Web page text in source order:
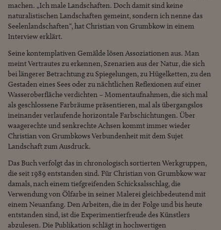
machen. „Ich male Landschaften. Doch damit sind keine
naturalistischen Landschaften gemeint, sondern ich nenne das
Seelenlandschaften“, hat Christian von Grumbkow in einem
Interview erklärt.
Seine kontemplativen Gemälde lösen Assoziationen aus. Man
meint Vertrautes zu erkennen, Szenarien aus der Natur, die sich
bei längerer Betrachtung zu Spiegelungen, zu Hügelketten, zu den
Gestaden eines Sees oder zu nächtlichen Reflexionen auf einer
Wasseroberfläche verdichten – Momentaufnahmen, die sich mal
als geschlossene Farbräume präsentieren, mal als übergangslos
ineinander verlaufende horizontale Farbschichtungen. Über
waagerechte und senkrechte Achsen kommt immer wieder
Christian von Grumbkows Verbundenheit mit dem Sujet
Landschaft zum Ausdruck.
Das Buch verfolgt das in chronologisch sortierten Werkgruppen,
die seit 1989 entstanden sind. Für Christian von Grumbkow war
damals, nach einem tiefgreifenden Schicksalsschlag, die
Verwendung von Ölfarbe in seiner Malerei gleichbedeutend mit
einem Neuanfang. Den Arbeiten, die in der Folge und bis heute
entstanden sind, ist die Experimentierfreude des Künstlers
abzulesen. Die Publikation schlägt in hochwertigen